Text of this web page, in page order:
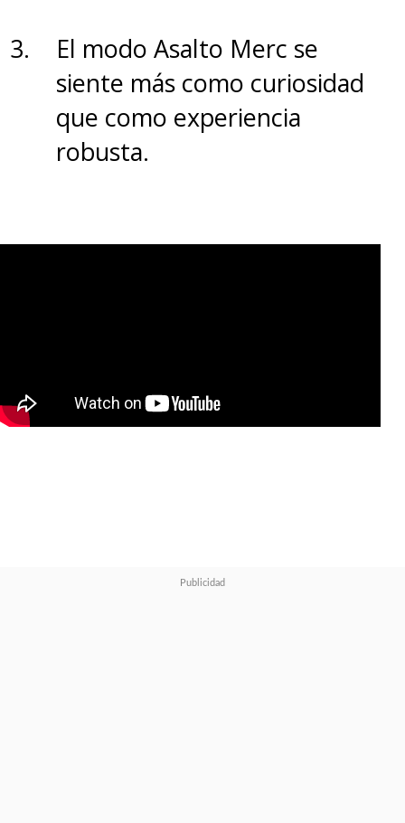
El modo Asalto Merc se
siente más como curiosidad
que como experiencia
robusta.